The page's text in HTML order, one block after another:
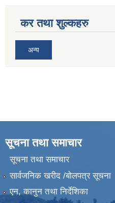
कर तथा शुल्कहरु
अन्य
सूचना तथा समाचार
सूचना तथा समाचार
सार्वजनिक खरीद /बोलपत्र सूचना
एन, कानुन तथा निर्देशिका